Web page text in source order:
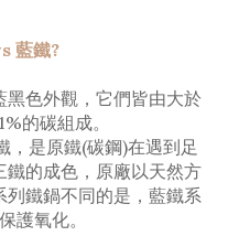
藍鐵?
色外觀，它們皆由大於
的碳組成。
，是原鐵(碳鋼)在遇到足
的成色，原廠以天然方
鐵鍋不同的是，藍鐵系
護氧化。